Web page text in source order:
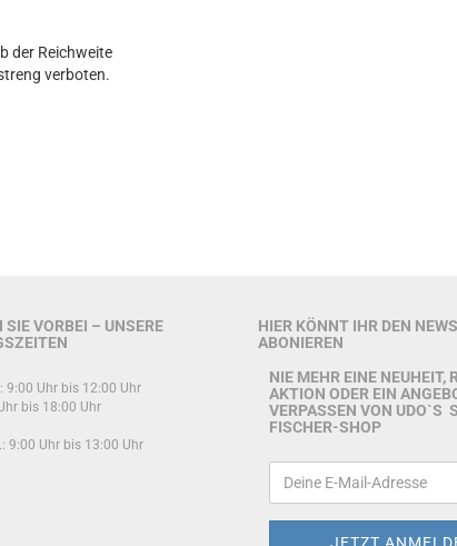
der Reichweite
verboten.
SIE VORBEI – UNSERE
9:00 Uhr bis 12:00 Uhr
bis 18:00 Uhr
9:00 Uhr bis 13:00 Uhr
HIER KÖNNT IHR DEN
ABONIEREN
NIE MEHR EINE NEUHEIT,
AKTION ODER EIN
VERPASSEN VON UDO`S
FISCHER-SHOP